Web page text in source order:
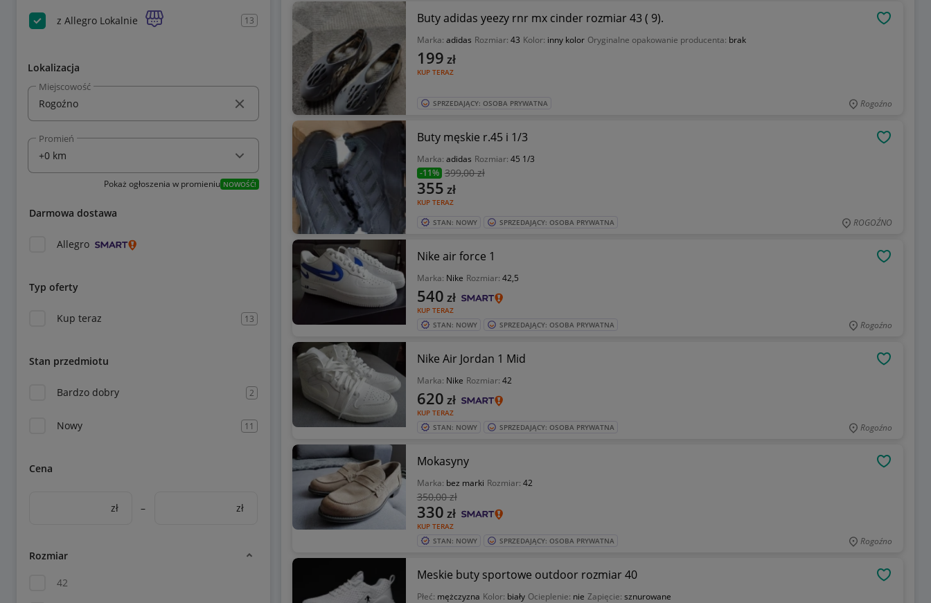
z Allegro Lokalnie 13
Lokalizacja
Miejscowość
Promień
Pokaż ogłoszenia w promieniu NOWOŚĆ!
Darmowa dostawa
Allegro
Typ oferty
Kup teraz 13
Stan przedmiotu
Bardzo dobry 2
Nowy 11
Cena
zł – zł
Rozmiar
42
Buty adidas yeezy rnr mx cinder rozmiar 43 ( 9).
Marka: adidas Rozmiar: 43 Kolor: inny kolor Oryginalne opakowanie producenta: brak
KUP TERAZ
199 zł
SPRZEDAJĄCY: OSOBA PRYWATNA Rogoźno
Buty męskie r.45 i 1/3
Marka: adidas Rozmiar: 45 1/3
-11% 399,00 zł
KUP TERAZ
355 zł
STAN: NOWY SPRZEDAJĄCY: OSOBA PRYWATNA ROGOŹNO
Nike air force 1
Marka: Nike Rozmiar: 42,5
KUP TERAZ
540 zł
STAN: NOWY SPRZEDAJĄCY: OSOBA PRYWATNA Rogoźno
Nike Air Jordan 1 Mid
Marka: Nike Rozmiar: 42
KUP TERAZ
620 zł
STAN: NOWY SPRZEDAJĄCY: OSOBA PRYWATNA Rogoźno
Mokasyny
Marka: bez marki Rozmiar: 42
350,00 zł
KUP TERAZ
330 zł
STAN: NOWY SPRZEDAJĄCY: OSOBA PRYWATNA Rogoźno
Meskie buty sportowe outdoor rozmiar 40
Płeć: mężczyzna Kolor: biały Ocieplenie: nie Zapięcie: sznurowane